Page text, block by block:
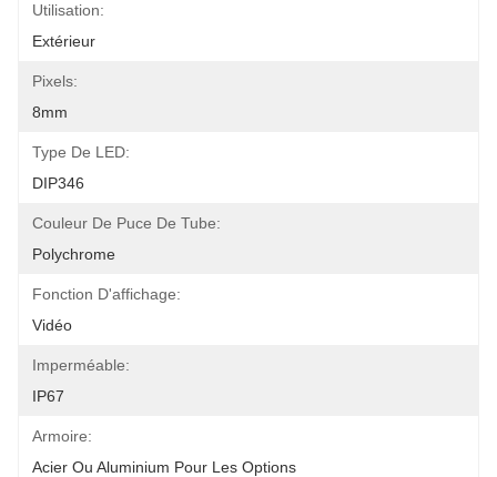
Utilisation:
Extérieur
Pixels:
8mm
Type De LED:
DIP346
Couleur De Puce De Tube:
Polychrome
Fonction D'affichage:
Vidéo
Imperméable:
IP67
Armoire:
Acier Ou Aluminium Pour Les Options